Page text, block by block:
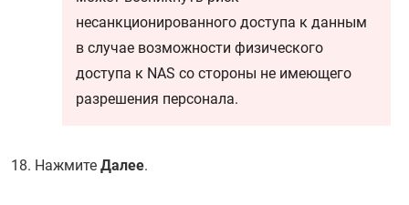
несанкционированного доступа к данным
в случае возможности физического
доступа к NAS со стороны не имеющего
разрешения персонала.
Нажмите Далее.